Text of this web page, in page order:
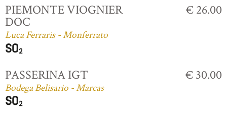
PIEMONTE VIOGNIER
DOC
Luca Ferraris - Monferrato
€ 26.00
PASSERINA IGT
Bodega Belisario - Marcas
€ 30.00